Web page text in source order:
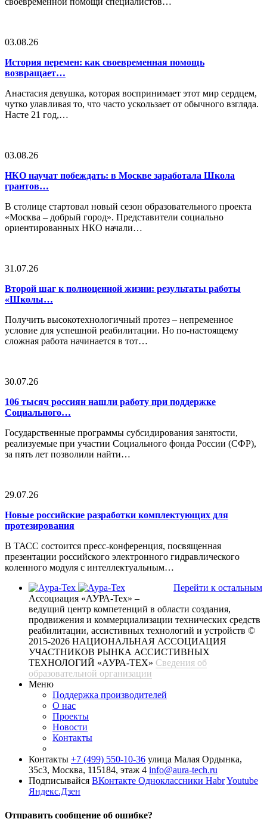
03.08.26
История перемен: как своевременная помощь
возвращает…
Анастасия девушка, которая воспринимает этот мир сердцем,
чутко улавливая то, что часто ускользает от обычного взгляда.
Насте 21 год,…
03.08.26
НКО научат побеждать: в Москве заработала Школа
грантов…
В столице стартовал новый сезон образовательного проекта
«Москва – добрый город». Представители социально
ориентированных НКО начали…
31.07.26
Второй шаг к полноценной жизни: результаты работы
«Школы…
Получить высокотехнологичный протез – непременное
условие для успешной реабилитации. Но по-настоящему
сложная работа начинается в тот…
30.07.26
106 тысяч россиян нашли работу при поддержке
Социального…
Государственные программы субсидирования занятости,
реализуемые при участии Социального фонда России (СФР),
за пять лет позволили найти…
29.07.26
Новые российские разработки комплектующих для
протезирования
В ТАСС состоится пресс-конференция, посвященная
презентации российского электронного гидравлического
коленного модуля с интеллектуальным…
Перейти к остальным
Ассоциация «АУРА-Тех» –
ведущий центр компетенций в области создания,
продвижения и коммерциализации технических средств
реабилитации, ассистивных технологий и устройств ©
2015-2026 НАЦИОНАЛЬНАЯ АССОЦИАЦИЯ
УЧАСТНИКОВ РЫНКА АССИСТИВНЫХ
ТЕХНОЛОГИЙ «АУРА-ТЕХ» Сведения об
образовательной организации
Меню
Поддержка производителей
О нас
Проекты
Новости
Контакты
Контакты +7 (499) 550-10-36 улица Малая Ордынка,
35с3, Москва, 115184, этаж 4 info@aura-tech.ru
Подписывайся ВКонтакте Одноклассники HabrYoutube
Яндекс.Дзен
Отправить сообщение об ошибке?